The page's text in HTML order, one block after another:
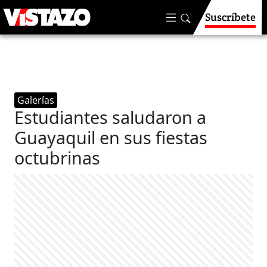
Suscríbete
Galerías
Estudiantes saludaron a
Guayaquil en sus fiestas
octubrinas